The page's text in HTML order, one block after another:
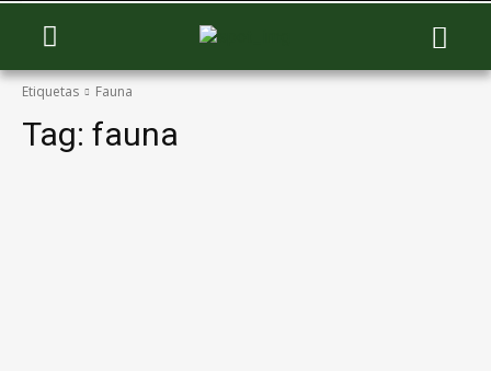
Etiquetas Fauna
Tag: fauna